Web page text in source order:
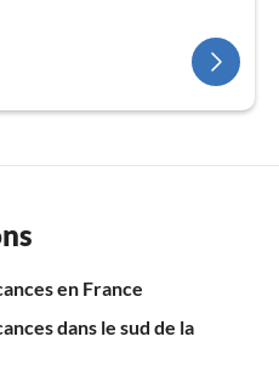
en France
dans le sud de la